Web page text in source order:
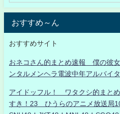
おすすめ～ん
おすすめサイト
おネコさん的まとめ速報 僕の彼
ンタルメンヘラ電波中年アルバイ
アイドッフル！ ワタクシ的まと
すき！23 ひうらのアニメ放送局